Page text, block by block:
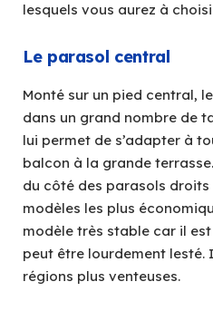
lesquels vous aurez à
Le parasol central
Monté sur un pied central,
dans un grand nombre de
lui permet de s’adapter à
balcon à la grande
du côté des parasols
modèles les plus
modèle très stable car il
peut être lourdement
régions plus venteuses.